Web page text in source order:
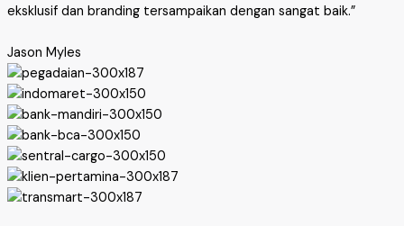
eksklusif dan branding tersampaikan dengan sangat baik.”
Jason Myles